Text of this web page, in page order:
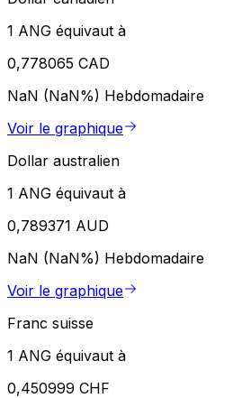
1 ANG équivaut à
0,778065 CAD
NaN (NaN%) Hebdomadaire
Voir le graphique
Dollar australien
1 ANG équivaut à
0,789371 AUD
NaN (NaN%) Hebdomadaire
Voir le graphique
Franc suisse
1 ANG équivaut à
0,450999 CHF